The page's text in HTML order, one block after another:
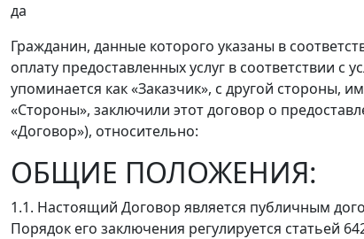
да
Гражданин, данные которого указаны в
оплату предоставленных услуг в соответствии
упоминается как «Заказчик», с другой стороны,
«Стороны», заключили этот договор о
«Договор»), относительно:
ОБЩИЕ ПОЛОЖЕНИЯ:
1.1. Настоящий Договор является публичным
Порядок его заключения регулируется статьей